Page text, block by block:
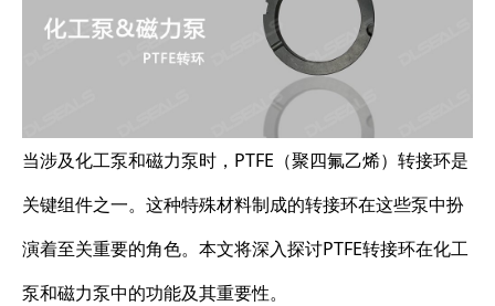
当涉及化工泵和磁力泵时，PTFE（聚四氟乙烯）转接环是
关键组件之一。这种特殊材料制成的转接环在这些泵中扮
演着至关重要的角色。本文将深入探讨PTFE转接环在化工
泵和磁力泵中的功能及其重要性。